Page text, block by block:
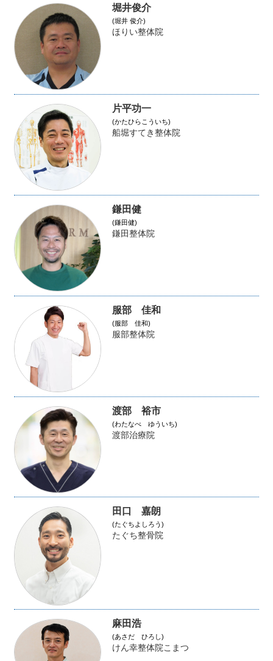
堀井俊介
(堀井 俊介)
ほりい整体院
片平功一
(かたひらこういち)
船堀すてき整体院
鎌田健
(鎌田健)
鎌田整体院
服部 佳和
(服部 佳和)
服部整体院
渡部 裕市
(わたなべ ゆういち)
渡部治療院
田口 嘉朗
(たぐちよしろう)
たぐち整骨院
麻田浩
(あさだ ひろし)
けん幸整体院こまつ